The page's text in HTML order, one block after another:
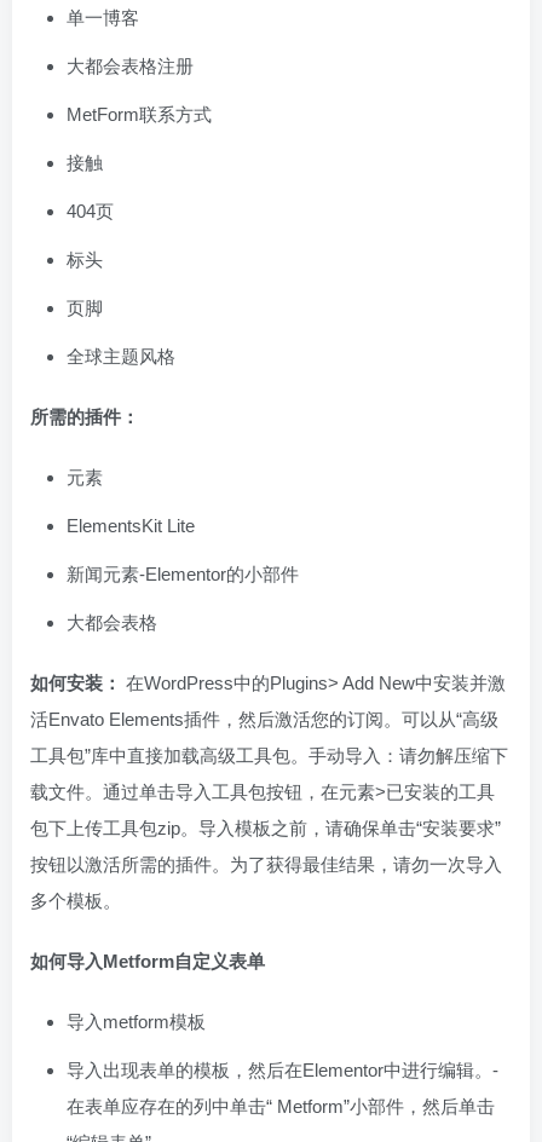
单一博客
大都会表格注册
MetForm联系方式
接触
404页
标头
页脚
全球主题风格
所需的插件：
元素
ElementsKit Lite
新闻元素-Elementor的小部件
大都会表格
如何安装： 在WordPress中的Plugins> Add New中安装并激
活Envato Elements插件，然后激活您的订阅。可以从“高级
工具包”库中直接加载高级工具包。手动导入：请勿解压缩下
载文件。通过单击导入工具包按钮，在元素>已安装的工具
包下上传工具包zip。导入模板之前，请确保单击“安装要求”
按钮以激活所需的插件。为了获得最佳结果，请勿一次导入
多个模板。
如何导入Metform自定义表单
导入metform模板
导入出现表单的模板，然后在Elementor中进行编辑。-
在表单应存在的列中单击“ Metform”小部件，然后单击